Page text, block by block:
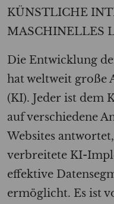
KÜNSTLICHE
MASCHINELLES
Die Entwicklung
hat weltweit große
(KI). Jeder ist dem
auf verschiedene
Websites
verbreitete KI-
effektive
ermöglicht. Es ist